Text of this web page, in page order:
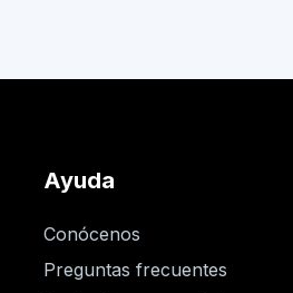
Ayuda
Conócenos
Preguntas frecuentes